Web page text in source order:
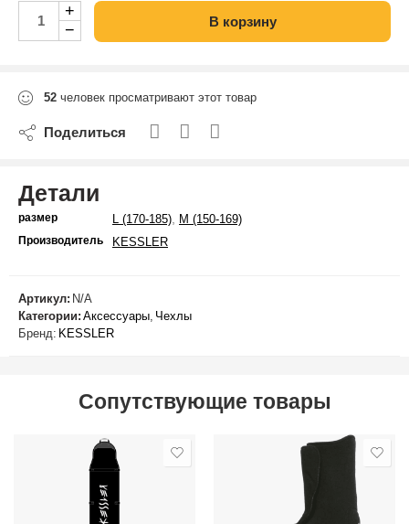
+
−
В корзину
52 человек просматривают этот товар
Поделиться
Детали
размер L (170-185) M (150-169)
Производитель KESSLER
Артикул: N/A
Категории: Аксессуары, Чехлы
Бренд: KESSLER
Сопутствующие товары